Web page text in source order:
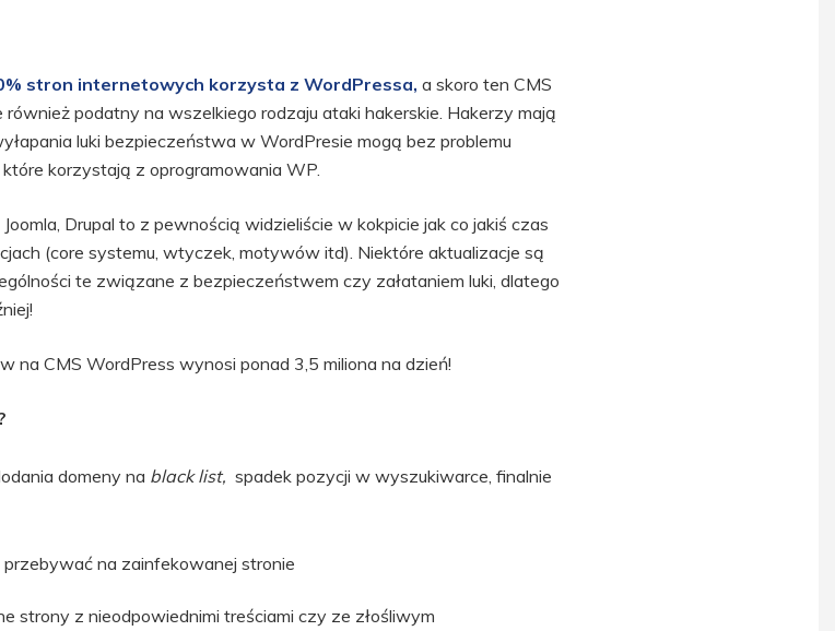
stron internetowych korzysta z WordPressa, a skoro ten CMS
podatny na wszelkiego rodzaju ataki hakerskie. Hakerzy mają
luki bezpieczeństwa w WordPresie mogą bez problemu
korzystają z oprogramowania WP.
Drupal to z pewnością widzieliście w kokpicie jak co jakiś czas
(core systemu, wtyczek, motywów itd). Niektóre aktualizacje są
te związane z bezpieczeństwem czy załataniem luki, dlatego
na CMS WordPress wynosi ponad 3,5 miliona na dzień!
domeny na black list, spadek pozycji w wyszukiwarce, finalnie
na zainfekowanej stronie
strony z nieodpowiednimi treściami czy ze złośliwym